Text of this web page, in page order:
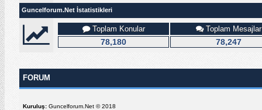
Guncelforum.Net İstatistikleri
Toplam Konular Toplam Mesajlar
78,180 78,247
FORUM
Kuruluş: Guncelforum.Net © 2018